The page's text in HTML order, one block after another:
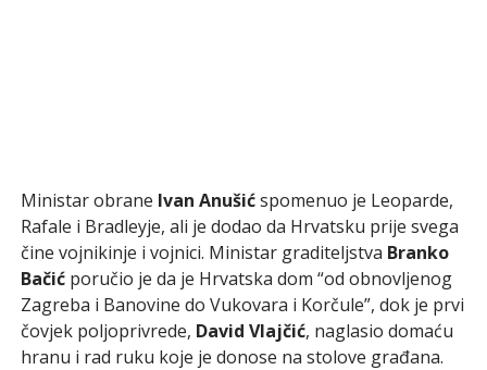
Ministar obrane Ivan Anušićspomenuo je Leoparde,
Rafale i Bradleyje, ali je dodao da Hrvatsku prije svega
čine vojnikinje i vojnici. Ministar graditeljstva Branko
Bačićporučio je da je Hrvatska dom “od obnovljenog
Zagreba i Banovine do Vukovara i Korčule”, dok je prvi
čovjek poljoprivrede, David Vlajčić, naglasio domaću
hranu i rad ruku koje je donose na stolove građana.